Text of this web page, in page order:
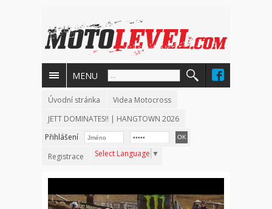
MENU
Úvodní stránka
Videa Motocross
JETT DOMINATES!! | HANGTOWN 2026
Přihlášení
Registrace
Select Language ▼